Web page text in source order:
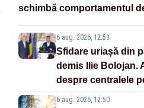
schimbă comportamentul
6 aug. 2026, 12:53
Sfidare uriașă din
demis Ilie Bolojan.
despre centralele
6 aug. 2026, 12:50